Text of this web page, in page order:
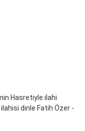
Hasretiyle ilahi
dinle Fatih Özer -